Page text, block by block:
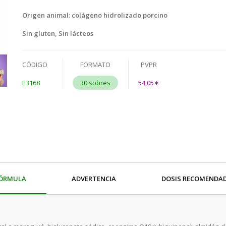
Origen animal: colágeno hidrolizado porcino
Sin gluten, Sin lácteos
CÓDIGO
E3168
FORMATO
30 sobres
PVPR
54,05 €
ADVERTENCIA DOSIS